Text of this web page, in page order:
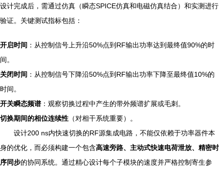
设计完成后，需通过仿真（瞬态SPICE仿真和电磁仿真结合）和实测进行
验证。关键测试指标包括：
开启时间 ：从控制信号上升沿50%点到RF输出功率达到最终值90%的时
间。
关闭时间 ：从控制信号下降沿50%点到RF输出功率下降至最终值10%的
时间。
开关瞬态频谱：观察切换过程中产生的带外频谱扩展或毛刺。
切换期间的相位连续性 （对相干系统重要）。
设计200 ns内快速切换的RF源集成电路，不能仅依赖于功率器件本
身的优化，而必须构建一个包含高速旁路、主动式快速电荷泄放、精密时
序同步的协同系统。通过精心设计每个子模块的速度并严格控制寄生参